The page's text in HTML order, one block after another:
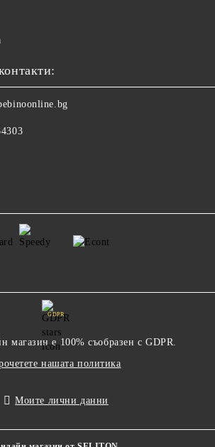
GDPR
магазин е 100% съобразен с GDPR.
нашата политика
Моите лични данни